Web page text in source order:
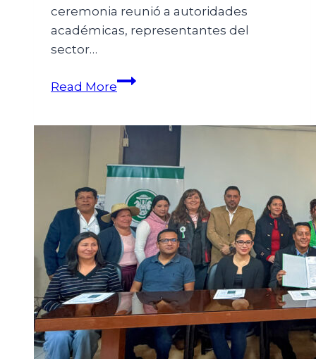
ceremonia reunió a autoridades
académicas, representantes del
sector…
Read More